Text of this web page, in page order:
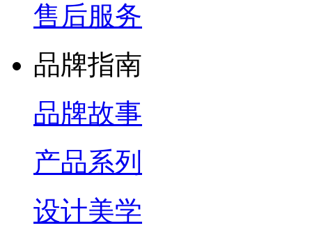
售后服务
品牌指南
品牌故事
产品系列
设计美学